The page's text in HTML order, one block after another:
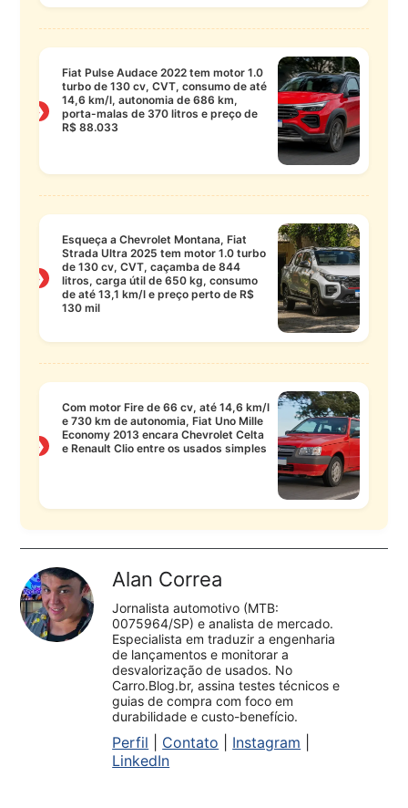
❯
Fiat Pulse Audace 2022 tem motor 1.0
turbo de 130 cv, CVT, consumo de até
14,6 km/l, autonomia de 686 km,
porta-malas de 370 litros e preço de
R$ 88.033
❯
Esqueça a Chevrolet Montana, Fiat
Strada Ultra 2025 tem motor 1.0 turbo
de 130 cv, CVT, caçamba de 844
litros, carga útil de 650 kg, consumo
de até 13,1 km/l e preço perto de R$
130 mil
❯
Com motor Fire de 66 cv, até 14,6 km/l
e 730 km de autonomia, Fiat Uno Mille
Economy 2013 encara Chevrolet Celta
e Renault Clio entre os usados simples
Alan Correa
Jornalista automotivo (MTB:
0075964/SP) e analista de mercado.
Especialista em traduzir a engenharia
de lançamentos e monitorar a
desvalorização de usados. No
Carro.Blog.br, assina testes técnicos e
guias de compra com foco em
durabilidade e custo-benefício.
Perfil Contato Instagram
LinkedIn